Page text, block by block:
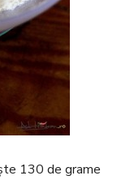
130 de grame